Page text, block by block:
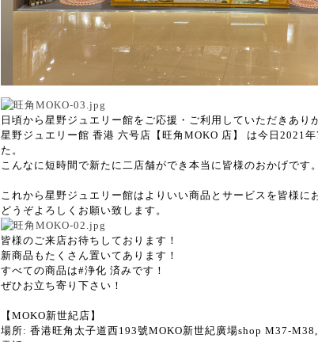
日頃から星野ジュエリー館をご応援・ご利用していただきあり
星野ジュエリー館 香港 六号店【旺角MOKO 店】 は今日2021
た。
こんなに短時間で新たに二店舗ができ本当に皆様のおかげです。
これから星野ジュエリー館はよりいい商品とサービスを皆様に
どうぞよろしくお願い致します。
皆様のご来店お待ちしております！
新商品もたくさん置いてあります！
すべての商品は#浄化 済みです！
ぜひお立ち寄り下さい！
【MOKO新世紀店】
場所: 香港旺角太子道西193號MOKO新世紀廣場shop M37-